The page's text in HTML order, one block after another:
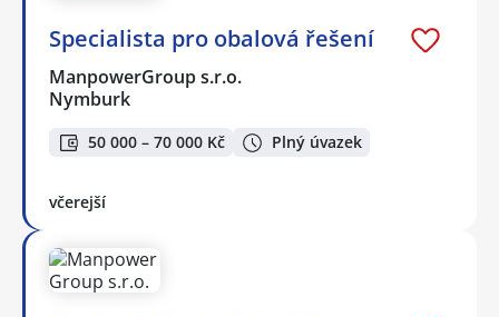
Specialista pro obalová řešení
ManpowerGroup s.r.o.
Nymburk
50 000 – 70 000 Kč Plný úvazek
včerejší